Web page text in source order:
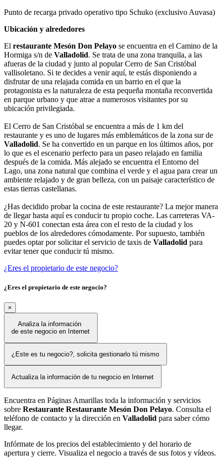
Punto de recarga privado operativo tipo Schuko (exclusivo Auvasa)
Ubicación y alrededores
El restaurante Mesón Don Pelayo se encuentra en el Camino de la
Hormiga s/n de Valladolid. Se trata de una zona tranquila, a las
afueras de la ciudad y junto al popular Cerro de San Cristóbal
vallisoletano. Si te decides a venir aquí, te estás disponiendo a
disfrutar de una relajada comida en un barrio en el que la
protagonista es la naturaleza de esta pequeña montaña reconvertida
en parque urbano y que atrae a numerosos visitantes por su
ubicación privilegiada.
El Cerro de San Cristóbal se encuentra a más de 1 km del
restaurante y es uno de lugares más emblemáticos de la zona sur de
Valladolid. Se ha convertido en un parque en los últimos años, por
lo que es el escenario perfecto para un paseo relajado en familia
después de la comida. Más alejado se encuentra el Entorno del
Lago, una zona natural que combina el verde y el agua para crear un
ambiente relajado y de gran belleza, con un paisaje característico de
estas tierras castellanas.
¿Has decidido probar la cocina de este restaurante? La mejor manera
de llegar hasta aquí es conducir tu propio coche. Las carreteras VA-
20 y N-601 conectan esta área con el resto de la ciudad y los
pueblos de los alrededores cómodamente. Por supuesto, también
puedes optar por solicitar el servicio de taxis de Valladolid para
evitar tener que conducir tú mismo.
¿Eres el propietario de este negocio?
¿Eres el propietario de este negocio?
×
Analiza la información
de este negocio en Internet
¿Este es tu negocio?, solicita gestionarlo tú mismo
Actualiza la información de tu negocio en Internet
Encuentra en Páginas Amarillas toda la información y servicios
sobre Restaurante Restaurante Mesón Don Pelayo. Consulta el
teléfono de contacto y la dirección en Valladolid para saber cómo
llegar.
Infórmate de los precios del establecimiento y del horario de
apertura y cierre. Visualiza el negocio a través de sus fotos y vídeos.